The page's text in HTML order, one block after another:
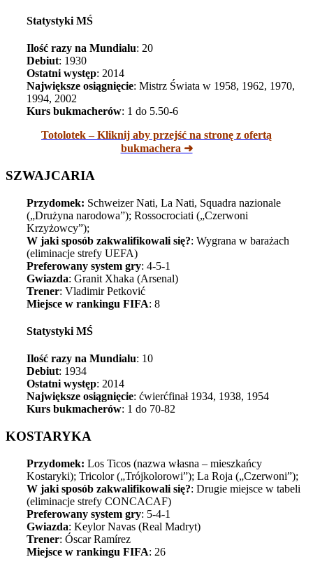
Statystyki MŚ
Ilość razy na Mundialu: 20
Debiut: 1930
Ostatni występ: 2014
Największe osiągnięcie: Mistrz Świata w 1958, 1962, 1970,
1994, 2002
Kurs bukmacherów: 1 do 5.50-6
Totolotek – Kliknij aby przejść na stronę z ofertą
bukmachera ➜
SZWAJCARIA
Przydomek: Schweizer Nati, La Nati, Squadra nazionale
(„Drużyna narodowa”); Rossocrociati („Czerwoni
Krzyżowcy”);
W jaki sposób zakwalifikowali się?: Wygrana w barażach
(eliminacje strefy UEFA)
Preferowany system gry: 4-5-1
Gwiazda: Granit Xhaka (Arsenal)
Trener: Vladimir Petković
Miejsce w rankingu FIFA: 8
Statystyki MŚ
Ilość razy na Mundialu: 10
Debiut: 1934
Ostatni występ: 2014
Największe osiągnięcie: ćwierćfinał 1934, 1938, 1954
Kurs bukmacherów: 1 do 70-82
KOSTARYKA
Przydomek: Los Ticos (nazwa własna – mieszkańcy
Kostaryki); Tricolor („Trójkolorowi”); La Roja („Czerwoni”);
W jaki sposób zakwalifikowali się?: Drugie miejsce w tabeli
(eliminacje strefy CONCACAF)
Preferowany system gry: 5-4-1
Gwiazda: Keylor Navas (Real Madryt)
Trener: Óscar Ramírez
Miejsce w rankingu FIFA: 26